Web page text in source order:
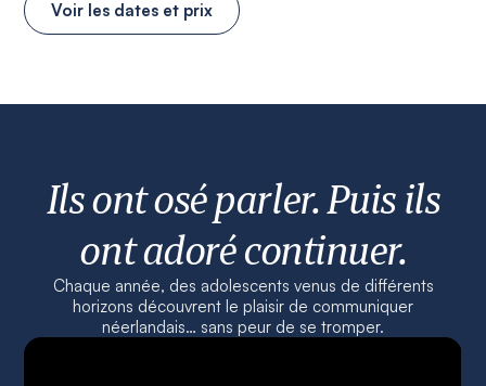
Voir les dates et prix
Ils ont osé parler. Puis ils
ont adoré continuer.
Chaque année, des adolescents venus de différents
horizons découvrent le plaisir de communiquer
néerlandais… sans peur de se tromper.